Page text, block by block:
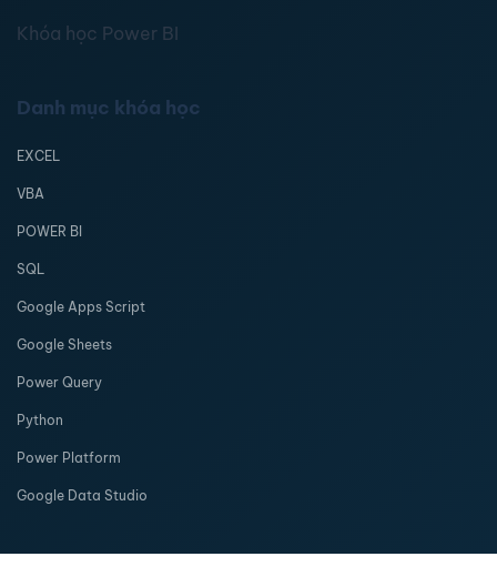
Khóa học Power BI
Danh mục khóa học
EXCEL
VBA
POWER BI
SQL
Google Apps Script
Google Sheets
Power Query
Python
Power Platform
Google Data Studio